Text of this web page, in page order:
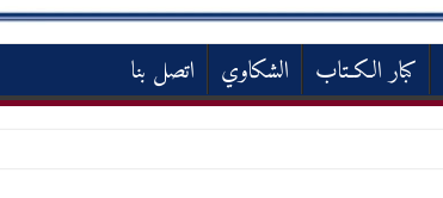
كبار الكـتاب الشكاوي اتصل بنا